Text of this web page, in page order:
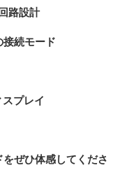
路設計
接続モード
スプレイ
ぜひ体感してくださ